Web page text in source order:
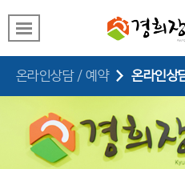
온라인상담 / 예약 온라인상